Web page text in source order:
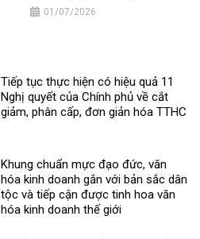
01/07/2026
Tiếp tục thực hiện có hiệu quả 11
Nghị quyết của Chính phủ về cắt
giảm, phân cấp, đơn giản hóa TTHC
Khung chuẩn mực đạo đức, văn
hóa kinh doanh gắn với bản sắc dân
tộc và tiếp cận được tinh hoa văn
hóa kinh doanh thế giới